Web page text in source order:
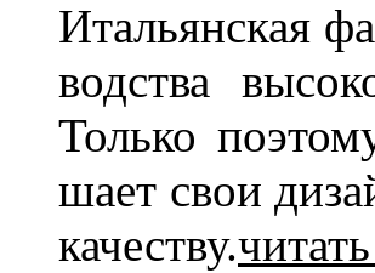
Ита­льян­ская
вод­ства
Толь­ко
ша­ет свои
ка­че­ству.